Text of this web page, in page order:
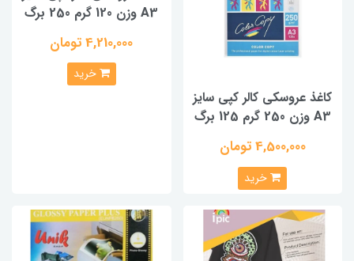
کاغذ عروسکی کالر کپی سایز
A3 وزن 250 گرم 125 برگ
4,500,000 تومان
خرید
A3 وزن 120 گرم 250 برگ
4,210,000 تومان
خرید